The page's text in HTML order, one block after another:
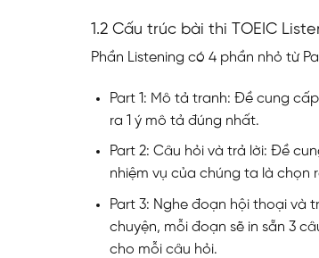
1.2 Cấu trúc bài thi TOEIC
Phần Listening có 4 phần nhỏ từ
Part 1: Mô tả tranh: Đề cung
ra 1 ý mô tả đúng nhất.
Part 2: Câu hỏi và trả lời: Đề
nhiệm vụ của chúng ta là chọn
Part 3: Nghe đoạn hội thoại và
chuyện, mỗi đoạn sẽ in sẵn 3
cho mỗi câu hỏi.